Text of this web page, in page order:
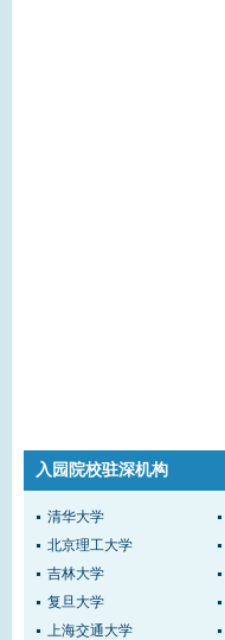
入园院校驻深机构
清华大学
北京理工大学
吉林大学
复旦大学
上海交通大学